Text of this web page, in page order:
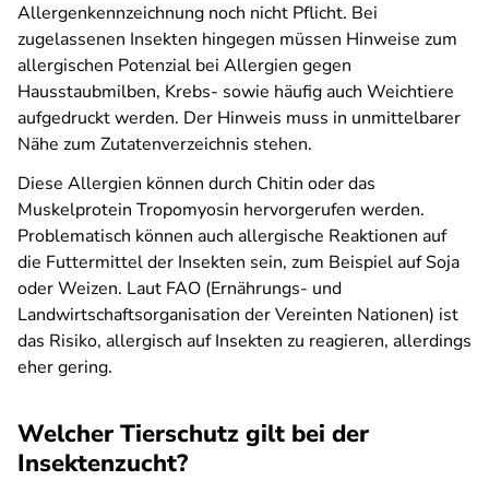
Allergenkennzeichnung noch nicht Pflicht. Bei
zugelassenen Insekten hingegen müssen Hinweise zum
allergischen Potenzial bei Allergien gegen
Hausstaubmilben, Krebs- sowie häufig auch Weichtiere
aufgedruckt werden. Der Hinweis muss in unmittelbarer
Nähe zum Zutatenverzeichnis stehen.
Diese Allergien können durch Chitin oder das
Muskelprotein Tropomyosin hervorgerufen werden.
Problematisch können auch allergische Reaktionen auf
die Futtermittel der Insekten sein, zum Beispiel auf Soja
oder Weizen. Laut FAO (Ernährungs- und
Landwirtschaftsorganisation der Vereinten Nationen) ist
das Risiko, allergisch auf Insekten zu reagieren, allerdings
eher gering.
Welcher Tierschutz gilt bei der
Insektenzucht?